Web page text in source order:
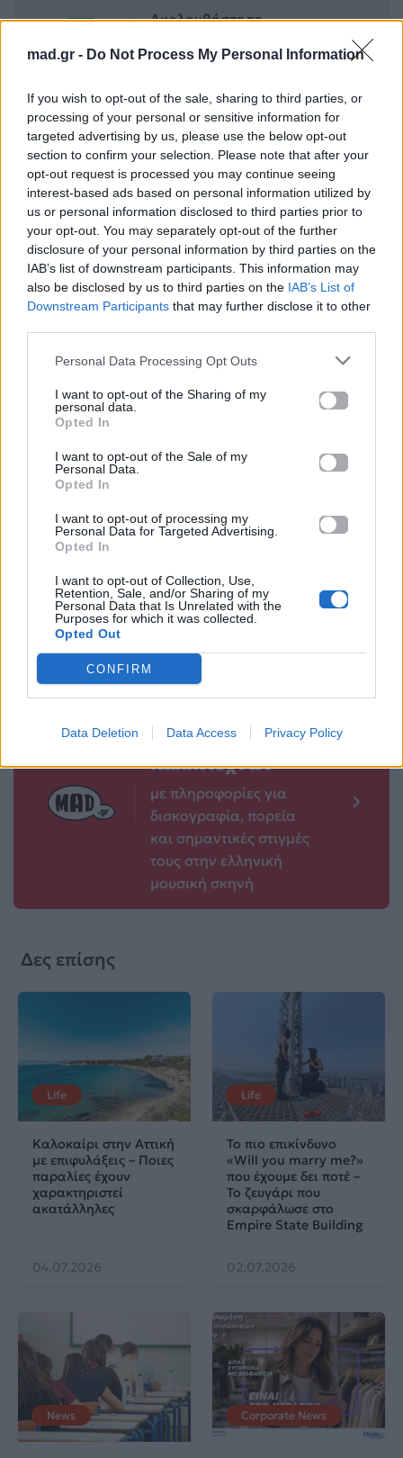
mad.gr - Do Not Process My Personal Information
If you wish to opt-out of the sale, sharing to third parties, or
processing of your personal or sensitive information for
targeted advertising by us, please use the below opt-out
section to confirm your selection. Please note that after your
opt-out request is processed you may continue seeing
interest-based ads based on personal information utilized by
us or personal information disclosed to third parties prior to
your opt-out. You may separately opt-out of the further
disclosure of your personal information by third parties on the
IAB’s list of downstream participants. This information may
also be disclosed by us to third parties on the IAB’s List of
Downstream Participants that may further disclose it to other
Personal Data Processing Opt Outs
I want to opt-out of the Sharing of my
personal data.
Opted In
I want to opt-out of the Sale of my
Personal Data.
Opted In
I want to opt-out of processing my
Personal Data for Targeted Advertising.
Opted In
I want to opt-out of Collection, Use,
Retention, Sale, and/or Sharing of my
Personal Data that Is Unrelated with the
Purposes for which it was collected.
Opted Out
CONFIRM
Data Deletion Data Access Privacy Policy
Ακολουθήστε το
News
Ακολουθήστε το
Mad.gr στο MSN
Μοιράσου αυτό το άρθρο
Η συνεργασία
κορυφής
και σε music video
02.04.2023
Αντιδράσεις για
κόμματος
Βιογραφικά
Ελλήνων
Καλλιτεχνών
με πληροφορίες για
δισκογραφία, πορεία
και σημαντικές στιγμές
τους στην ελληνική
μουσική σκηνή
Δες επίσης
Life
Καλοκαίρι στην Αττική
με επιφυλάξεις – Ποιες
παραλίες έχουν
χαρακτηριστεί
ακατάλληλες
04.07.2026
Life
Το πιο επικίνδυνο
«Will you marry me?»
που έχουμε δει ποτέ –
Το ζευγάρι που
σκαρφάλωσε στο
Empire State Building
02.07.2026
News Corporate News